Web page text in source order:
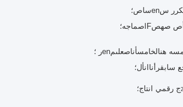
سenساص؛
ص صهصF صماجه؛
ه هنالخامسأناصعلىمenر ؛
سابقر أناانأل؛
2ج رقمي انتاج؛